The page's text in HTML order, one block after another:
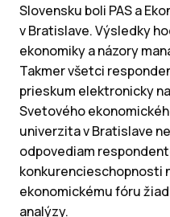
Slovensku boli PAS a
v Bratislave. Výsledky
ekonomiky a názory
Takmer všetci
prieskum elektronicky
Svetového
univerzita v Bratislave
odpovediam
konkurencieschopnosti
ekonomickému fóru
analýzy.